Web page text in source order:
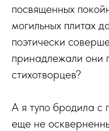
посвященных
могильных плитах
поэтически
принадлежали они
стихотворцев?
А я тупо бродила с
еще не